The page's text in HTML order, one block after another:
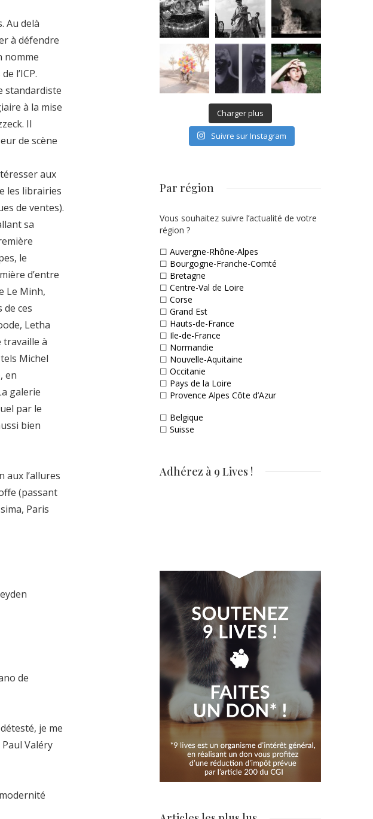
Au delà
à défendre
nomme
l’ICP.
standardiste
à la mise
Il
de scène
aux
les librairies
de ventes).
sa
le
d’entre
Le Minh,
ces
Letha
travaille à
Michel
en
galerie
par le
bien
aux l’allures
(passant
Paris
de
je me
Valéry
Charger plus
Suivre sur Instagram
Par région
Vous souhaitez suivre l’actualité de votre
région ?
☐ Auvergne-Rhône-Alpes
☐ Bourgogne-Franche-Comté
☐ Bretagne
☐ Centre-Val de Loire
☐ Corse
☐ Grand Est
☐ Hauts-de-France
☐ Ile-de-France
☐ Normandie
☐ Nouvelle-Aquitaine
☐ Occitanie
☐ Pays de la Loire
☐ Provence Alpes Côte d’Azur
☐ Belgique
☐ Suisse
Adhérez à 9 Lives !